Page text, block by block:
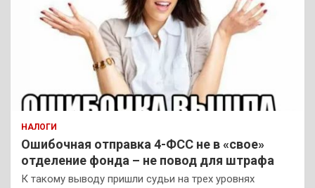
НАЛОГИ
Ошибочная отправка 4-ФСС не в «свое»
отделение фонда – не повод для штрафа
К такому выводу пришли судьи на трех уровнях